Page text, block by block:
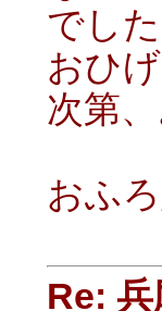
でし
おひ
次第
おふ
Re: